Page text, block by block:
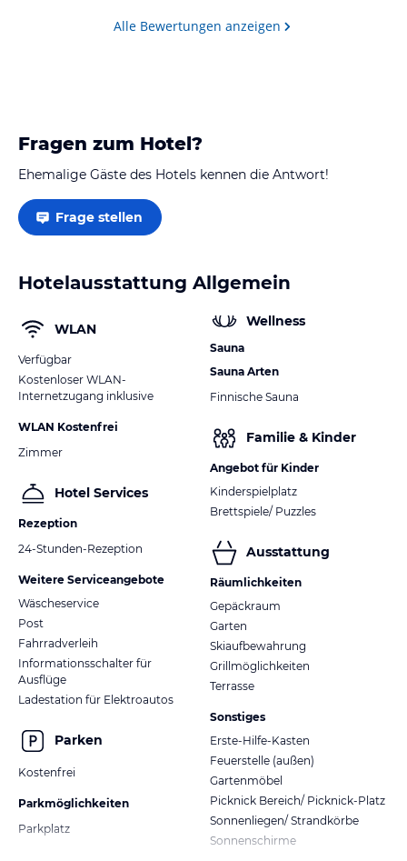
Alle Bewertungen anzeigen
Fragen zum Hotel?
Ehemalige Gäste des Hotels kennen die Antwort!
Frage stellen
Hotelausstattung Allgemein
WLAN
Verfügbar
Kostenloser WLAN-
Internetzugang inklusive
WLAN Kostenfrei
Zimmer
Hotel Services
Rezeption
24-Stunden-Rezeption
Weitere Serviceangebote
Wäscheservice
Post
Fahrradverleih
Informationsschalter für
Ausflüge
Ladestation für Elektroautos
Parken
Kostenfrei
Parkmöglichkeiten
Parkplatz
Wellness
Sauna
Sauna Arten
Finnische Sauna
Familie & Kinder
Angebot für Kinder
Kinderspielplatz
Brettspiele/ Puzzles
Ausstattung
Räumlichkeiten
Gepäckraum
Garten
Skiaufbewahrung
Grillmöglichkeiten
Terrasse
Sonstiges
Erste-Hilfe-Kasten
Feuerstelle (außen)
Gartenmöbel
Picknick Bereich/ Picknick-Platz
Sonnenliegen/ Strandkörbe
Sonnenschirme